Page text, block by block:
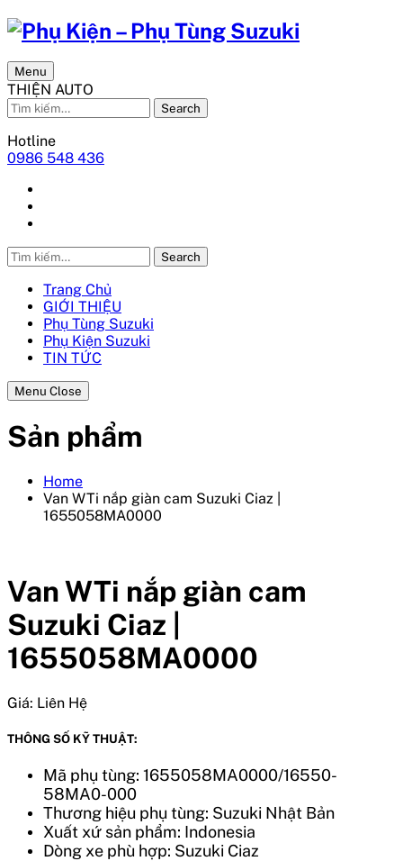
Menu
THIỆN AUTO
Search
Hotline
0986 548 436
Search
Trang Chủ
GIỚI THIỆU
Phụ Tùng Suzuki
Phụ Kiện Suzuki
TIN TỨC
Menu Close
Sản phẩm
Home
Van WTi nắp giàn cam Suzuki Ciaz |
1655058MA0000
Van WTi nắp giàn cam
Suzuki Ciaz |
1655058MA0000
Giá: Liên Hệ
THÔNG SỐ KỸ THUẬT:
Mã phụ tùng: 1655058MA0000/16550-
58MA0-000
Thương hiệu phụ tùng: Suzuki Nhật Bản
Xuất xứ sản phẩm: Indonesia
Dòng xe phù hợp: Suzuki Ciaz